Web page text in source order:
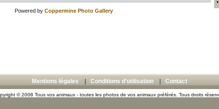
Powered by Coppermine Photo Gallery
Mentions légales Conditions d'utilisation Contact
© 2008 Tous vos animaux - toutes les photos de vos animaux préférés. Tous droits